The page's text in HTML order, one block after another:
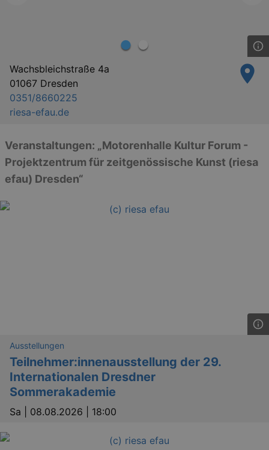
Wachsbleichstraße 4a
01067 Dresden
0351/8660225
riesa-efau.de
Veranstaltungen: „Motorenhalle Kultur Forum -
Projektzentrum für zeitgenössische Kunst (riesa
efau) Dresden“
Ausstellungen
Teilnehmer:innenausstellung der 29.
Internationalen Dresdner
Sommerakademie
Sa | 08.08.2026 | 18:00